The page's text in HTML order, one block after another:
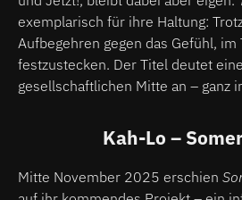
exemplarisch für ihre Haltung:
Aufbegehren gegen das Gefühl, im
festzustecken. Der Titel deutet
gesellschaftlichen Mitte an – ganz
Kah-Lo –
Mitte November 2025 erschien